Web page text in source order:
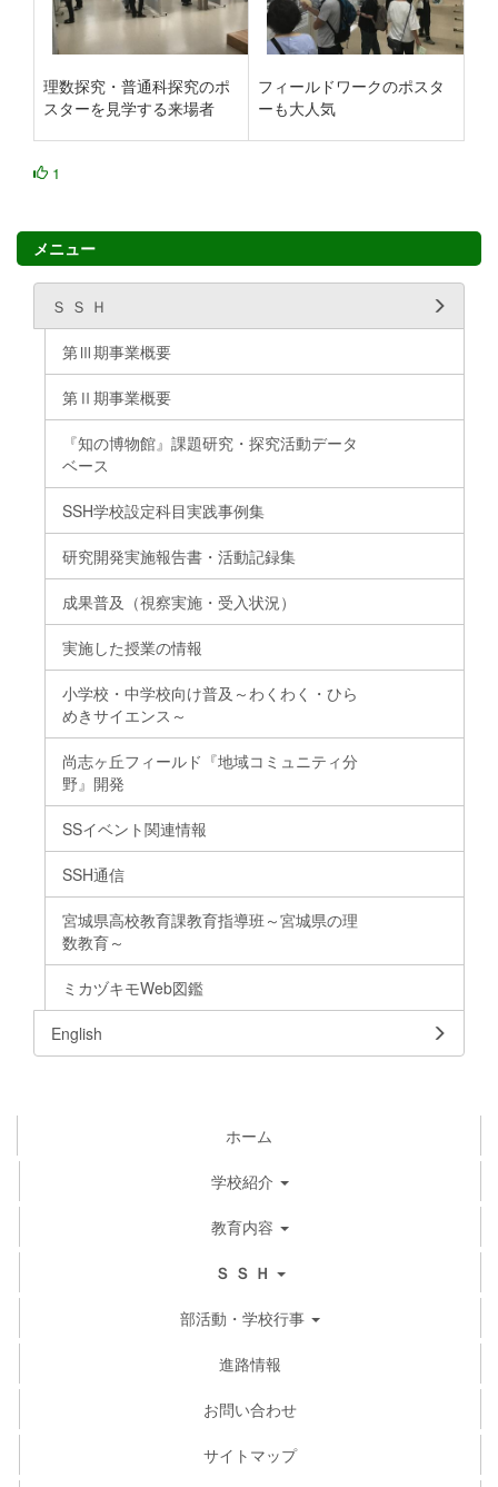
理数探究・普通科探究のポ
スターを見学する来場者
フィールドワークのポスタ
ーも大人気
1
メニュー
Ｓ Ｓ Ｈ
第Ⅲ期事業概要
第Ⅱ期事業概要
『知の博物館』課題研究・探究活動データ
ベース
SSH学校設定科目実践事例集
研究開発実施報告書・活動記録集
成果普及（視察実施・受入状況）
実施した授業の情報
小学校・中学校向け普及～わくわく・ひら
めきサイエンス～
尚志ヶ丘フィールド『地域コミュニティ分
野』開発
SSイベント関連情報
SSH通信
宮城県高校教育課教育指導班～宮城県の理
数教育～
ミカヅキモWeb図鑑
English
ホーム
学校紹介
教育内容
Ｓ Ｓ Ｈ
部活動・学校行事
進路情報
お問い合わせ
サイトマップ